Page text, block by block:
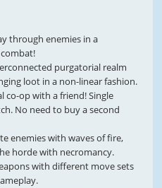
through enemies in a
purgatorial realm
loot in a non-linear fashion.
co-op with a friend! Single
No need to buy a second
enemies with waves of fire,
horde with necromancy.
with different move sets